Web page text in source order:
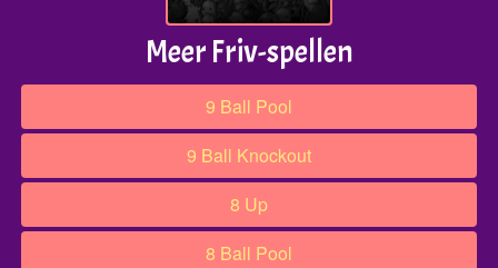
Meer Friv-spellen
9 Ball Pool
9 Ball Knockout
8 Up
8 Ball Pool